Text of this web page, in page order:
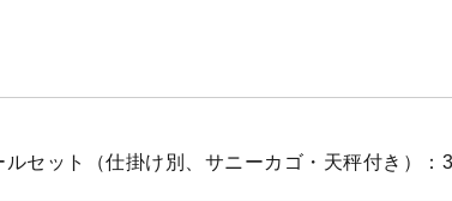
セット（仕掛け別、サニーカゴ・天秤付き）：